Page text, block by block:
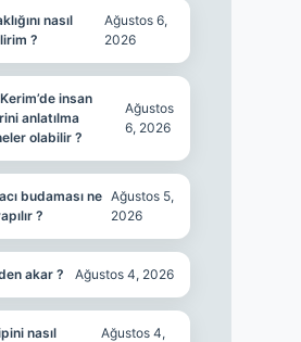
nasıl
?
Ağustos 6,
2026
Kerim’de insan
anlatılma
olabilir ?
Ağustos
6, 2026
budaması ne
?
Ağustos 5,
2026
akar ? Ağustos 4, 2026
nasıl
Ağustos 4,